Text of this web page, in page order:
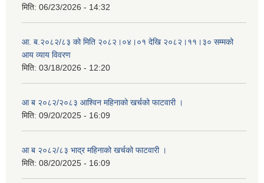
मिति: 06/23/2026 - 14:32
आ. ब.२०८२/८३ को मिति २०८२।०४।०१ देखि २०८२।११।३० सम्मको
आय व्याय विवरण
मिति: 03/18/2026 - 12:20
आ ब २०८२/२०८३ आश्विन महिनाको खर्चको फाटवारी ।
मिति: 09/20/2025 - 16:09
आ ब २०८२/८३ भाद्र महिनाको खर्चको फाटवारी ।
मिति: 08/20/2025 - 16:09